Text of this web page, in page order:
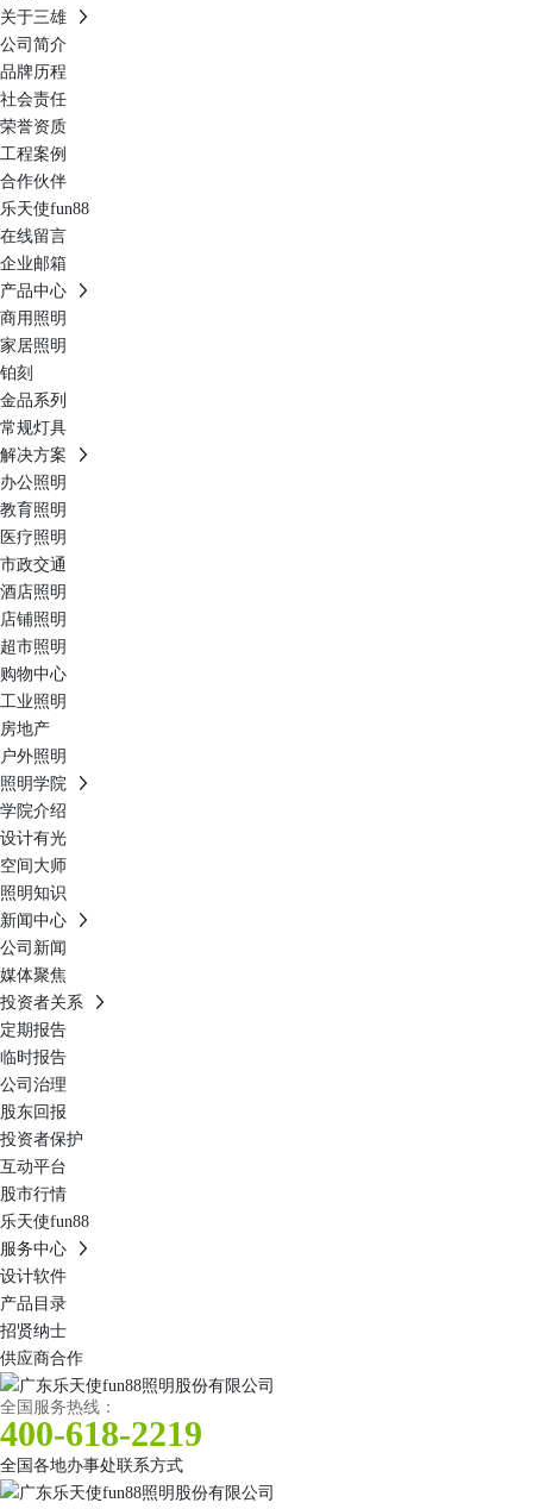
关于三雄
公司简介
品牌历程
社会责任
荣誉资质
工程案例
合作伙伴
乐天使fun88
在线留言
企业邮箱
产品中心
商用照明
家居照明
铂刻
金品系列
常规灯具
解决方案
办公照明
教育照明
医疗照明
市政交通
酒店照明
店铺照明
超市照明
购物中心
工业照明
房地产
户外照明
照明学院
学院介绍
设计有光
空间大师
照明知识
新闻中心
公司新闻
媒体聚焦
投资者关系
定期报告
临时报告
公司治理
股东回报
投资者保护
互动平台
股市行情
乐天使fun88
服务中心
设计软件
产品目录
招贤纳士
供应商合作
全国服务热线：
400-618-2219
全国各地办事处联系方式